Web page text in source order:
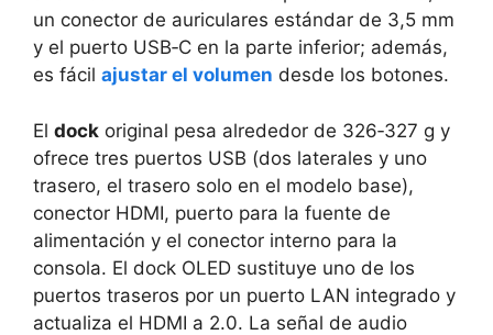
un conector de auriculares estándar de 3,5 mm
y el puerto USB‑C en la parte inferior; además,
es fácil ajustar el volumen desde los botones.
El dock original pesa alrededor de 326‑327 g y
ofrece tres puertos USB (dos laterales y uno
trasero, el trasero solo en el modelo base),
conector HDMI, puerto para la fuente de
alimentación y el conector interno para la
consola. El dock OLED sustituye uno de los
puertos traseros por un puerto LAN integrado y
actualiza el HDMI a 2.0. La señal de audio